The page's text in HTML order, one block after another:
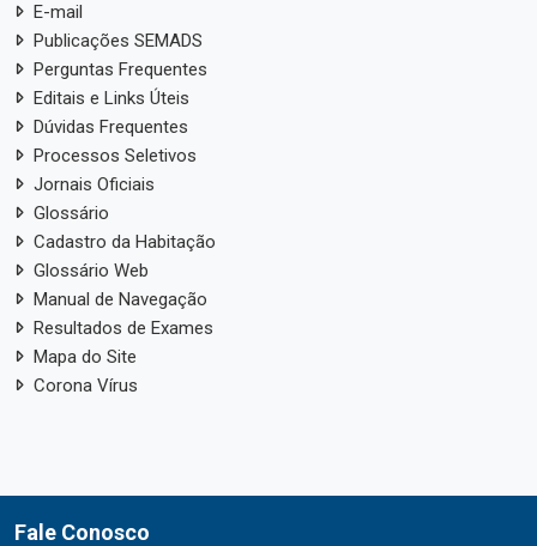
E-mail
Publicações SEMADS
Perguntas Frequentes
Editais e Links Úteis
Dúvidas Frequentes
Processos Seletivos
Jornais Oficiais
Glossário
Cadastro da Habitação
Glossário Web
Manual de Navegação
Resultados de Exames
Mapa do Site
Corona Vírus
Fale Conosco